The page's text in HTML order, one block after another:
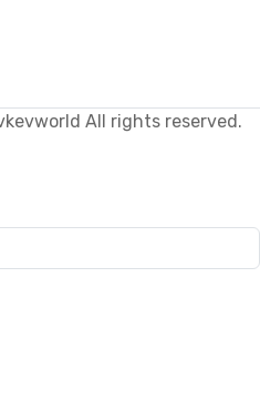
All rights reserved.